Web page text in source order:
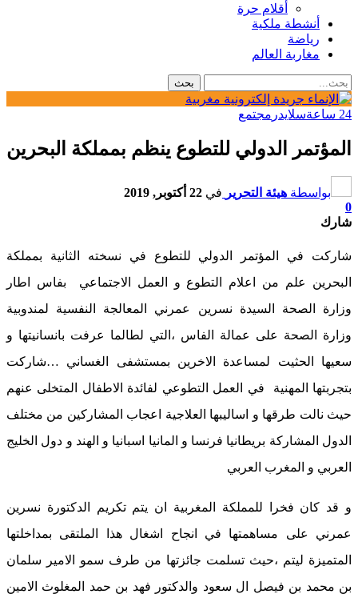
أقلام حرة
أنشطة ملكية
رياضة
مغاربة العالم
24 ساعة سلايدر مجتمع
المؤتمر الدولي للتطوع ينظم بمملكة البحرين
بواسطة هيئة التحرير في 22 أكتوبر, 2019
0
شارك
شاركت في المؤتمر الدولي للتطوع في نسخته الثانية بمملكة
البحرين علم من اعلام التطوع و العمل الاجتماعي بفاس اطار
وزارة الصحة السيدة نسرين عمرني المعالجة النفسية لمندوبية
وزارة الصحة على عمالة الفاس ،التي لطالما عرفت بانسانيتها و
سعيها الحثيت لمساعدة الاخرين بمستشفى الغساني …شاركت
بتجربتها المهنية في العمل التطوعي لفائدة الاطفال المتخلى عنهم
حيث نالت طرقها و اساليبها العلاجية اعجاب المشاركين من مختلف
الدول المشاركة بريطانيا فرنسا و المانيا اسبانيا و الهند و دول الخليج
العربي و المغرب العربي
و قد كان فخرا للمملكة المغربية ان يتم تكريم الدكتورة نسرين
عمرني على مساهمتها في انجاح اشغال هذا الملتقى بمداخلتها
المتميزة ليتم ،حيث تسلمت جائزتها من طرف سمو الامير سلمان
بن محمد بن فيصل ال سعود والدكتور فهد بن حمد المغلوث الامين